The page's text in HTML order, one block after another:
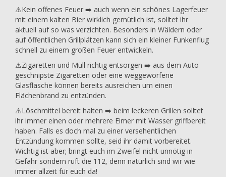
⚠️Kein offenes Feuer ➡️ auch wenn ein schönes Lagerfeuer
mit einem kalten Bier wirklich gemütlich ist, solltet ihr
aktuell auf so was verzichten. Besonders in Wäldern oder
auf öffentlichen Grillplätzen kann sich ein kleiner Funkenflug
schnell zu einem großen Feuer entwickeln.
⚠️Zigaretten und Müll richtig entsorgen ➡️ aus dem Auto
geschnipste Zigaretten oder eine weggeworfene
Glasflasche können bereits ausreichen um einen
Flächenbrand zu entzünden.
⚠️Löschmittel bereit halten ➡️ beim leckeren Grillen solltet
ihr immer einen oder mehrere Eimer mit Wasser griffbereit
haben. Falls es doch mal zu einer versehentlichen
Entzündung kommen sollte, seid ihr damit vorbereitet.
Wichtig ist aber; bringt euch im Zweifel nicht unnötig in
Gefahr sondern ruft die 112, denn natürlich sind wir wie
immer allzeit für euch da!